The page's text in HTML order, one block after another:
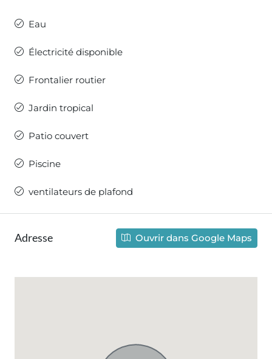
Eau
Électricité disponible
Frontalier routier
Jardin tropical
Patio couvert
Piscine
ventilateurs de plafond
Adresse Ouvrir dans Google Maps